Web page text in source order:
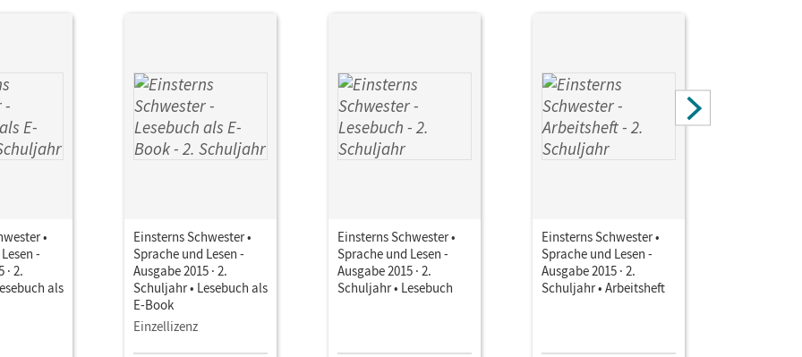
•
-
· 2.
als
Einsterns Schwester •
Sprache und Lesen -
Ausgabe 2015 · 2.
Schuljahr • Lesebuch als
E-Book
Einzellizenz
Einsterns Schwester •
Sprache und Lesen -
Ausgabe 2015 · 2.
Schuljahr • Lesebuch
Einsterns Schwester •
Sprache und Lesen -
Ausgabe 2015 · 2.
Schuljahr • Arbeitsheft